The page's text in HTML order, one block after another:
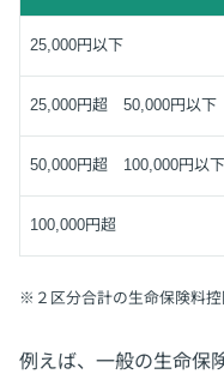
25,000円以下
25,000円超 50,000円以下
50,000円超 100,000円以下
100,000円超
※２区分合計の生命保険料
例えば、一般の生命保